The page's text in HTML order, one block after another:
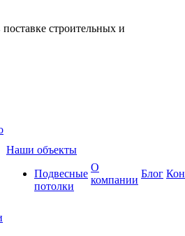
строительных и
Наши объекты
Подвесные
потолки
О
компании
Блог